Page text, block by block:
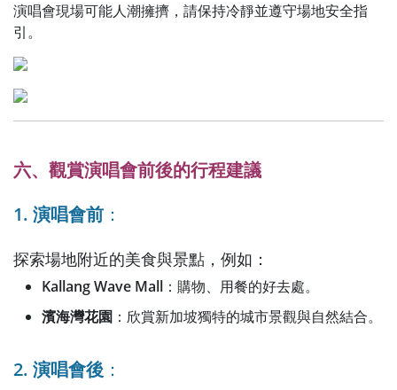
演唱會現場可能人潮擁擠，請保持冷靜並遵守場地安全指
引。
六、觀賞演唱會前後的行程建議
1. 演唱會前 ：
探索場地附近的美食與景點，例如：
Kallang Wave Mall ：購物、用餐的好去處。
濱海灣花園 ：欣賞新加坡獨特的城市景觀與自然結合。
2. 演唱會後 ：